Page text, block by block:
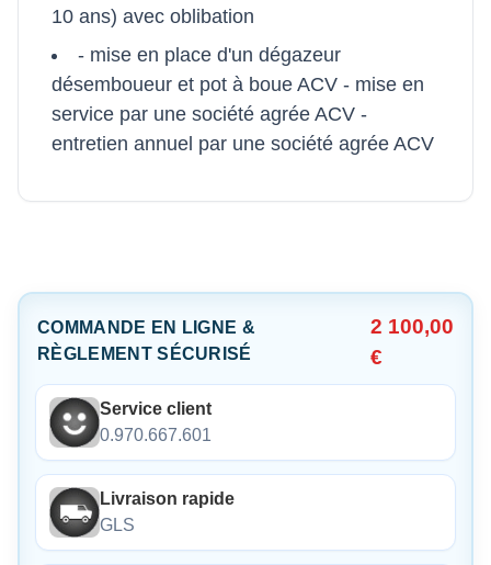
10 ans) avec oblibation
- mise en place d'un dégazeur
désemboueur et pot à boue ACV - mise en
service par une société agrée ACV -
entretien annuel par une société agrée ACV
COMMANDE EN LIGNE &
RÈGLEMENT SÉCURISÉ
2 100,00
€
Service client
0.970.667.601
Livraison rapide
GLS